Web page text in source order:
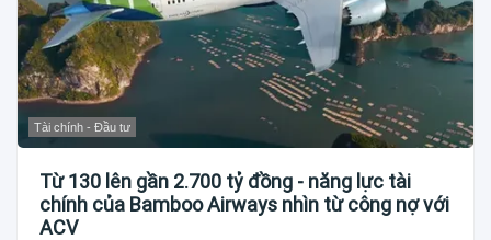
Tài chính - Đầu tư
Từ 130 lên gần 2.700 tỷ đồng - năng lực tài
chính của Bamboo Airways nhìn từ công nợ với
ACV